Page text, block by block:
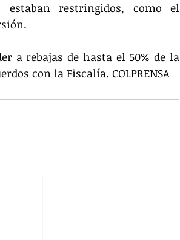
estaban restringidos, como el
a rebajas de hasta el 50% de la
con la Fiscalía. COLPRENSA